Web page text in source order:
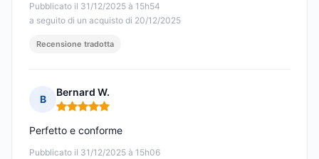
Pubblicato il 31/12/2025 à 15h54
a seguito di un acquisto di 20/12/2025
Recensione tradotta
B
Bernard W.
Nota: 5 su 5
Pubblicato il 31/12/2025 à 15h06
Perfetto e conforme